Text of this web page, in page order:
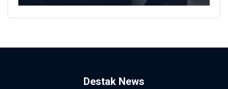
Destak News